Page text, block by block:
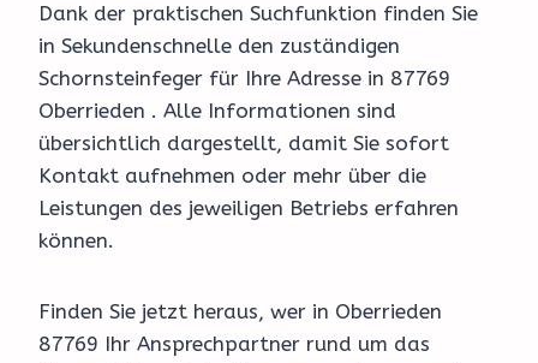
Dank der praktischen Suchfunktion finden Sie
in Sekundenschnelle den zuständigen
Schornsteinfeger für Ihre Adresse in 87769
Oberrieden . Alle Informationen sind
übersichtlich dargestellt, damit Sie sofort
Kontakt aufnehmen oder mehr über die
Leistungen des jeweiligen Betriebs erfahren
können.
Finden Sie jetzt heraus, wer in Oberrieden
87769 Ihr Ansprechpartner rund um das